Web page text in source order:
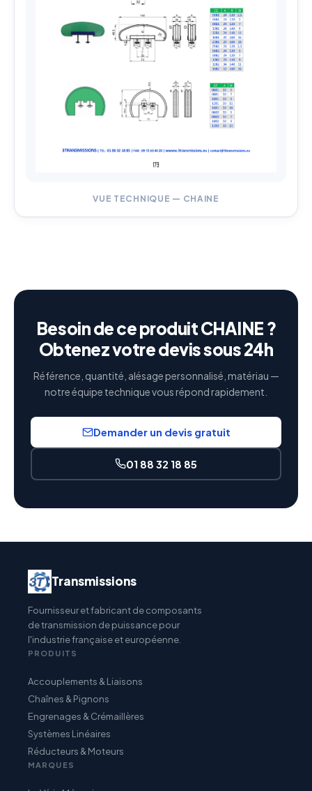
VUE TECHNIQUE — CHAINE
Besoin de ce produit CHAINE ?
Obtenez votre devis sous 24h
Référence, quantité, alésage personnalisé, matériau —
notre équipe technique vous répond rapidement.
Demander un devis gratuit
01 88 32 18 85
Transmissions
Fournisseur et fabricant de composants
de transmission de puissance pour
l'industrie française et européenne.
PRODUITS
Accouplements & Liaisons
Chaînes & Pignons
Engrenages & Crémaillères
Systèmes Linéaires
Réducteurs & Moteurs
MARQUES